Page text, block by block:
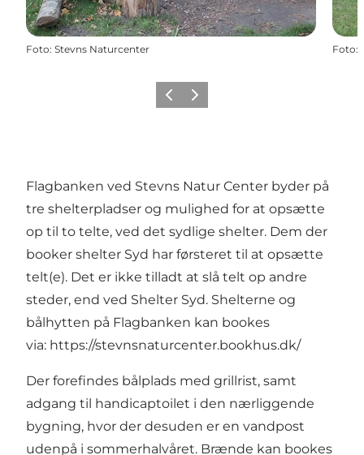
Foto: Stevns Naturcenter Foto:
ForrigeNæste
Flagbanken ved Stevns Natur Center byder på
tre shelterpladser og mulighed for at opsætte
op til to telte, ved det sydlige shelter. Dem der
booker shelter Syd har førsteret til at opsætte
telt(e). Det er ikke tilladt at slå telt op andre
steder, end ved Shelter Syd. Shelterne og
bålhytten på Flagbanken kan bookes
via: https://stevnsnaturcenter.bookhus.dk/
Der forefindes bålplads med grillrist, samt
adgang til handicaptoilet i den nærliggende
bygning, hvor der desuden er en vandpost
udenpå i sommerhalvåret. Brænde kan bookes